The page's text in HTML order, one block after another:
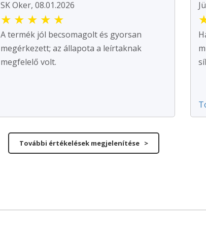
SK Oker, 08.01.2026
★ ★ ★ ★ ★
A termék jól becsomagolt és gyorsan
megérkezett; az állapota a leírtaknak
megfelelő volt.
További értékelések megjelenítése >